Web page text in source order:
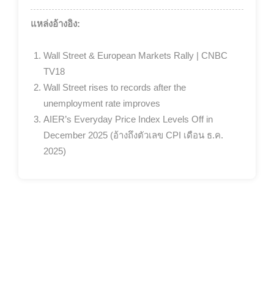
แหล่งอ้างอิง:
Wall Street & European Markets Rally | CNBC
TV18
Wall Street rises to records after the
unemployment rate improves
AIER’s Everyday Price Index Levels Off in
December 2025 (อ้างถึงตัวเลข CPI เดือน ธ.ค.
2025)